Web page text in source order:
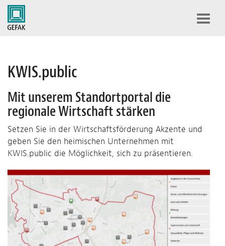
KWIS.public
Mit unserem Standortportal die
regionale Wirtschaft stärken
Setzen Sie in der Wirtschaftsförderung Akzente und
geben Sie den heimischen Unternehmen mit
KWIS.public die Möglichkeit, sich zu präsentieren.